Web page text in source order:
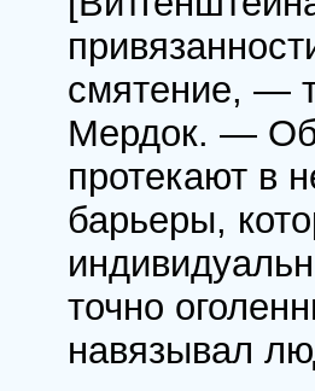
смятение, —
Мердок. —
протекают в
барьеры,
точно
навязывал